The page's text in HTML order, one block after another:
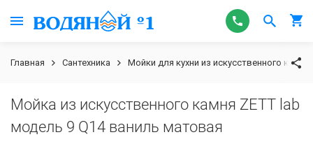
Главная Сантехника Мойки для кухни из искусственного камня
Мойка из искусственного камня ZETT lab
модель 9 Q14 ваниль матовая